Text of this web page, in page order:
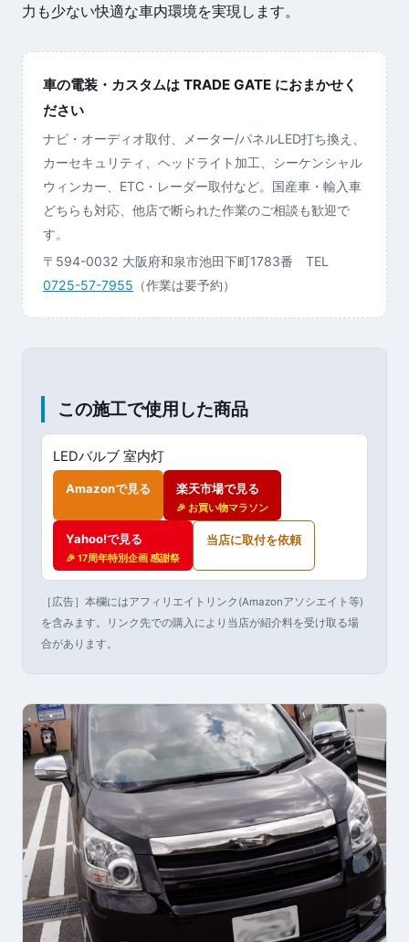
力も少ない快適な車内環境を実現します。
車の電装・カスタムは TRADE GATE におまかせく
ださい
ナビ・オーディオ取付、メーター/パネルLED打ち換え、
カーセキュリティ、ヘッドライト加工、シーケンシャル
ウィンカー、ETC・レーダー取付など。国産車・輸入車
どちらも対応、他店で断られた作業のご相談も歓迎で
す。
〒594-0032 大阪府和泉市池田下町1783番 TEL
0725-57-7955 （作業は要予約）
この施工で使用した商品
LEDバルブ 室内灯
Amazonで見る 楽天市場で見る
🎉 お買い物マラソン
Yahoo!で見る
🎉 17周年特別企画 感謝祭
当店に取付を依頼
［広告］本欄にはアフィリエイトリンク(Amazonアソシエイト等)
を含みます。リンク先での購入により当店が紹介料を受け取る場
合があります。